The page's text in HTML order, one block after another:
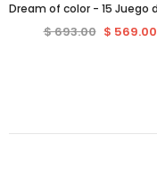
$ 693.00 $ 569.00